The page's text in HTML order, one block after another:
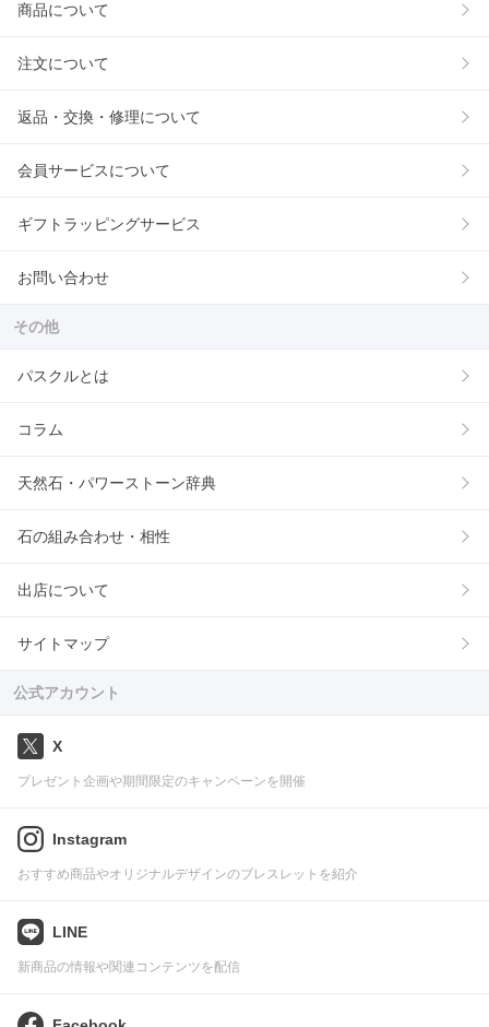
商品について
注文について
返品・交換・修理について
会員サービスについて
ギフトラッピングサービス
お問い合わせ
その他
パスクルとは
コラム
天然石・パワーストーン辞典
石の組み合わせ・相性
出店について
サイトマップ
公式アカウント
X
プレゼント企画や期間限定のキャンペーンを開催
Instagram
おすすめ商品やオリジナルデザインのブレスレットを紹介
LINE
新商品の情報や関連コンテンツを配信